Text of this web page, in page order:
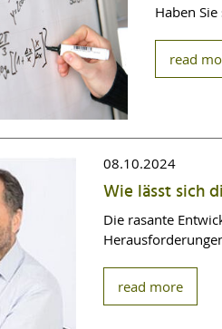
Haben
read
08.10.2024
Wie lässt sich
Die rasante
read more